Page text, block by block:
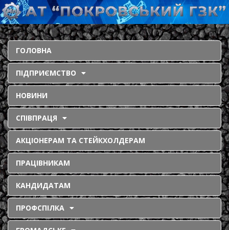
ГОЛОВНА
ПІДПРИЄМСТВО
НОВИНИ
СПІВПРАЦЯ
АКЦІОНЕРАМ ТА СТЕЙКХОЛДЕРАМ
ПРАЦІВНИКАМ
КАНДИДАТАМ
ПРОФСПІЛКА